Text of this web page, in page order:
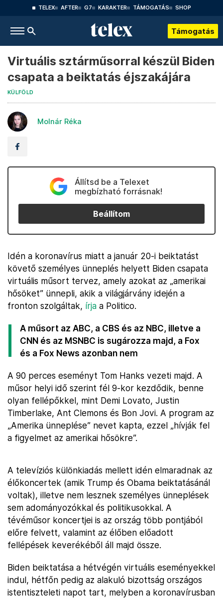
TELEX AFTER G7 KARAKTER TÁMOGATÁS SHOP
Támogatás
Virtuális sztárműsorral készül Biden
csapata a beiktatás éjszakájára
KÜLFÖLD
Molnár Réka
Állítsd be a Telexet
megbízható forrásnak!
Beállítom
Idén a koronavírus miatt a január 20-i beiktatást
követő személyes ünneplés helyett Biden csapata
virtuális műsort tervez, amely azokat az „amerikai
hősöket” ünnepli, akik a világjárvány idején a
fronton szolgáltak, írja a Politico.
A műsort az ABC, a CBS és az NBC, illetve a
CNN és az MSNBC is sugározza majd, a Fox
és a Fox News azonban nem
A 90 perces eseményt Tom Hanks vezeti majd. A
műsor helyi idő szerint fél 9-kor kezdődik, benne
olyan fellépőkkel, mint Demi Lovato, Justin
Timberlake, Ant Clemons és Bon Jovi. A program az
„Amerika ünneplése” nevet kapta, ezzel „hívják fel
a figyelmet az amerikai hősökre”.
A televíziós különkiadás mellett idén elmaradnak az
élőkoncertek (amik Trump és Obama beiktatásánál
voltak), illetve nem lesznek személyes ünneplések
sem adományozókkal és politikusokkal. A
tévéműsor koncertjei is az ország több pontjából
előre felvett, valamint az élőben előadott
fellépések keverékéből áll majd össze.
Biden beiktatása a hétvégén virtuális eseményekkel
indul, hétfőn pedig az alakuló bizottság országos
istentiszteleti napot tart, melyben a koronavírusban